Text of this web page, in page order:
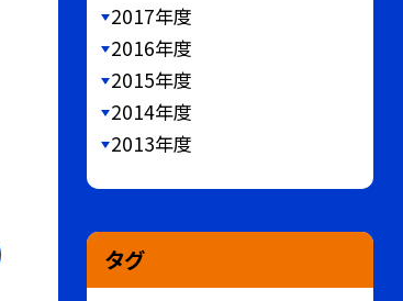
2017年度
2016年度
2015年度
2014年度
2013年度
タグ